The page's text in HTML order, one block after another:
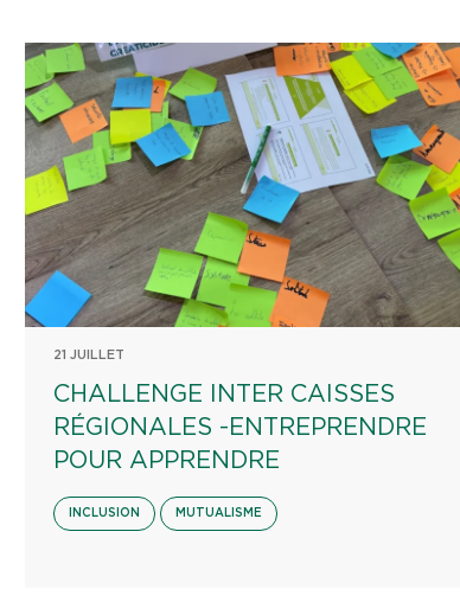
21 JUILLET
CHALLENGE INTER CAISSES
RÉGIONALES -ENTREPRENDRE
POUR APPRENDRE
INCLUSION MUTUALISME